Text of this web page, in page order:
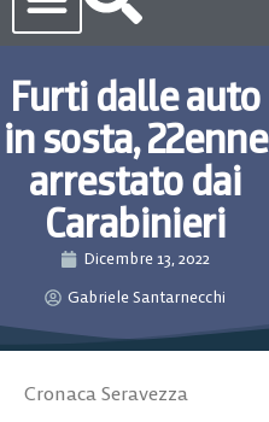
Furti dalle auto
in sosta, 22enne
arrestato dai
Carabinieri
Dicembre 13, 2022
Gabriele Santarnecchi
Cronaca Seravezza